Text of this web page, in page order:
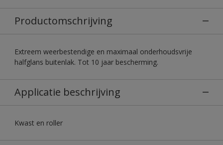
Productomschrijving
Extreem weerbestendige en maximaal onderhoudsvrije
halfglans buitenlak. Tot 10 jaar bescherming.
Applicatie beschrijving
Kwast en roller